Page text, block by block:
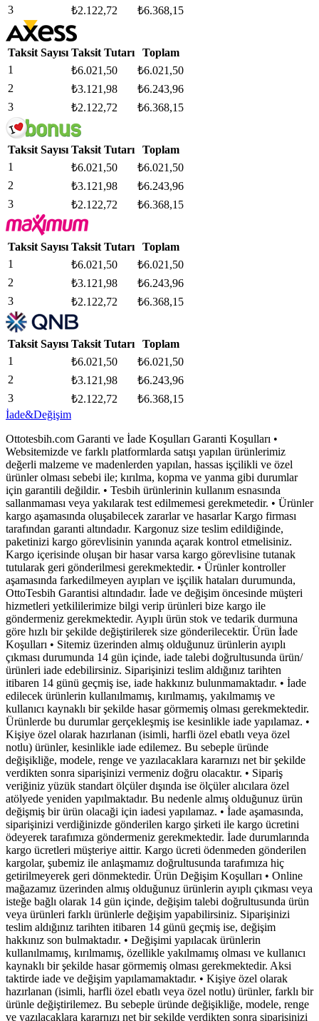
3
₺2.122,72 ₺6.368,15
Taksit Sayısı Taksit Tutarı
Toplam
1
₺6.021,50 ₺6.021,50
2
₺3.121,98 ₺6.243,96
3
₺2.122,72 ₺6.368,15
Taksit Sayısı Taksit Tutarı
Toplam
1
₺6.021,50 ₺6.021,50
2
₺3.121,98 ₺6.243,96
3
₺2.122,72 ₺6.368,15
Taksit Sayısı Taksit Tutarı
Toplam
1
₺6.021,50 ₺6.021,50
2
₺3.121,98 ₺6.243,96
3
₺2.122,72 ₺6.368,15
Taksit Sayısı Taksit Tutarı
Toplam
1
₺6.021,50 ₺6.021,50
2
₺3.121,98 ₺6.243,96
3
₺2.122,72 ₺6.368,15
İade&Değişim
Ottotesbih.com Garanti ve İade Koşulları Garanti Koşulları •
Websitemizde ve farklı platformlarda satışı yapılan ürünlerimiz
değerli malzeme ve madenlerden yapılan, hassas işçilikli ve özel
ürünler olması sebebi ile; kırılma, kopma ve yanma gibi durumlar
için garantili değildir. • Tesbih ürünlerinin kullanım esnasında
sallanmaması veya yakılarak test edilmemesi gerekmetedir. • Ürünler
kargo aşamasında oluşabilecek zararlar ve hasarlar Kargo firması
tarafından garanti altındadır. Kargonuz size teslim edildiğinde,
paketinizi kargo görevlisinin yanında açarak kontrol etmelisiniz.
Kargo içerisinde oluşan bir hasar varsa kargo görevlisine tutanak
tutularak geri gönderilmesi gerekmektedir. • Ürünler kontroller
aşamasında farkedilmeyen ayıpları ve işçilik hataları durumunda,
OttoTesbih Garantisi altındadır. İade ve değişim öncesinde müşteri
hizmetleri yetkililerimize bilgi verip ürünleri bize kargo ile
göndermeniz gerekmektedir. Ayıplı ürün stok ve tedarik durmuna
göre hızlı bir şekilde değiştirilerek size gönderilecektir. Ürün İade
Koşulları • Sitemiz üzerinden almış olduğunuz ürünlerin ayıplı
çıkması durumunda 14 gün içinde, iade talebi doğrultusunda ürün/
ürünleri iade edebilirsiniz. Siparişinizi teslim aldığınız tarihten
itibaren 14 günü geçmiş ise, iade hakkınız bulunmamaktadır. • İade
edilecek ürünlerin kullanılmamış, kırılmamış, yakılmamış ve
kullanıcı kaynaklı bir şekilde hasar görmemiş olması gerekmektedir.
Ürünlerde bu durumlar gerçekleşmiş ise kesinlikle iade yapılamaz. •
Kişiye özel olarak hazırlanan (isimli, harfli özel ebatlı veya özel
notlu) ürünler, kesinlikle iade edilemez. Bu sebeple üründe
değişikliğe, modele, renge ve yazılacaklara kararnızı net bir şekilde
verdikten sonra siparişinizi vermeniz doğru olacaktır. • Sipariş
veriğiniz yüzük standart ölçüler dışında ise ölçüler alıcılara özel
atölyede yeniden yapılmaktadır. Bu nedenle almış olduğunuz ürün
değişmiş bir ürün olacaği için iadesi yapılamaz. • İade aşamasında,
siparişinizi verdiğinizde gönderilen kargo şirketi ile kargo ücretini
ödeyerek tarafımıza göndermeniz gerekmektedir. İade durumlarında
kargo ücretleri müşteriye aittir. Kargo ücreti ödenmeden gönderilen
kargolar, şubemiz ile anlaşmamız doğrultusunda tarafımıza hiç
getirilmeyerek geri dönmektedir. Ürün Değişim Koşulları • Online
mağazamız üzerinden almış olduğunuz ürünlerin ayıplı çıkması veya
isteğe bağlı olarak 14 gün içinde, değişim talebi doğrultusunda ürün
veya ürünleri farklı ürünlerle değişim yapabilirsiniz. Siparişinizi
teslim aldığınız tarihten itibaren 14 günü geçmiş ise, değişim
hakkınız son bulmaktadır. • Değişimi yapılacak ürünlerin
kullanılmamış, kırılmamış, özellikle yakılmamış olması ve kullanıcı
kaynaklı bir şekilde hasar görmemiş olması gerekmektedir. Aksi
taktirde iade ve değişim yapılamamaktadır. • Kişiye özel olarak
hazırlanan (isimli, harfli özel ebatlı veya özel notlu) ürünler, farklı bir
ürünle değiştirilemez. Bu sebeple üründe değişikliğe, modele, renge
ve yazılacaklara kararnızı net bir şekilde verdikten sonra siparişinizi